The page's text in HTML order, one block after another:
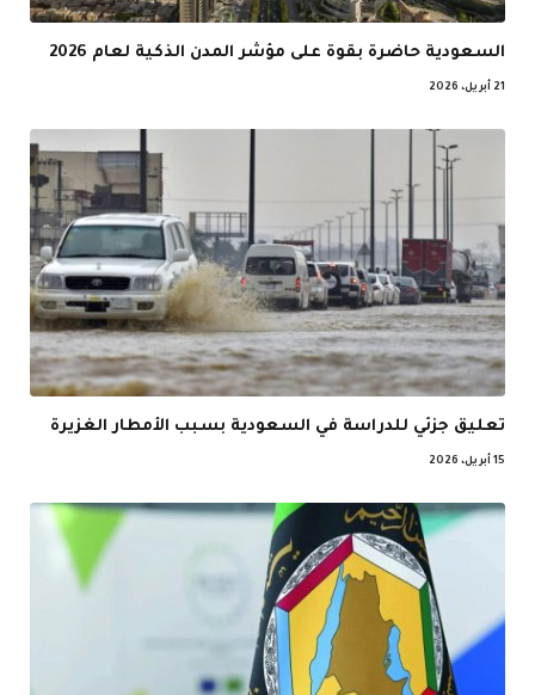
السعودية حاضرة بقوة على مؤشر المدن الذكية لعام 2026
21 أبريل، 2026
تعليق جزئي للدراسة في السعودية بسبب الأمطار الغزيرة
15 أبريل، 2026